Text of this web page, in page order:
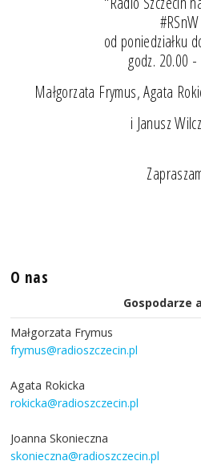
#RSnW
od poniedziałku
godz. 20.00 -
Małgorzata Frymus, Agata
i Janusz
O nas
Gospodarze
Małgorzata Frymus
frymus@radioszczecin.pl
Agata Rokicka
rokicka@radioszczecin.pl
Joanna Skonieczna
skonieczna@radioszczecin.pl